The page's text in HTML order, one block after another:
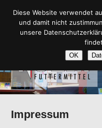
primären
Noller
ZUM
SPRINGEN
PRODUKTE ZERTIFIKATE
ÜBER UNS
Impressum
Diese Website verwendet
und damit nicht
unsere
OK